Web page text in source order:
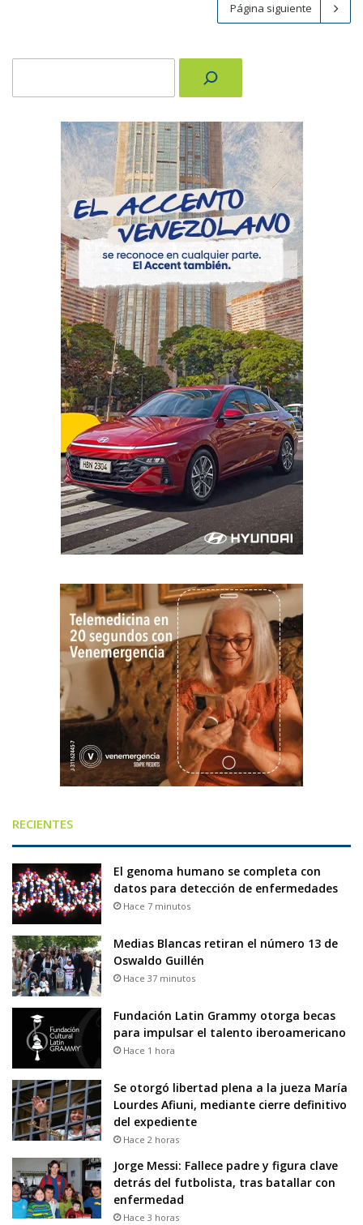
Página siguiente
RECIENTES
El genoma humano se completa con
datos para detección de enfermedades
Hace 7 minutos
Medias Blancas retiran el número 13 de
Oswaldo Guillén
Hace 37 minutos
Fundación Latin Grammy otorga becas
para impulsar el talento iberoamericano
Hace 1 hora
Se otorgó libertad plena a la jueza María
Lourdes Afiuni, mediante cierre definitivo
del expediente
Hace 2 horas
Jorge Messi: Fallece padre y figura clave
detrás del futbolista, tras batallar con
enfermedad
Hace 3 horas